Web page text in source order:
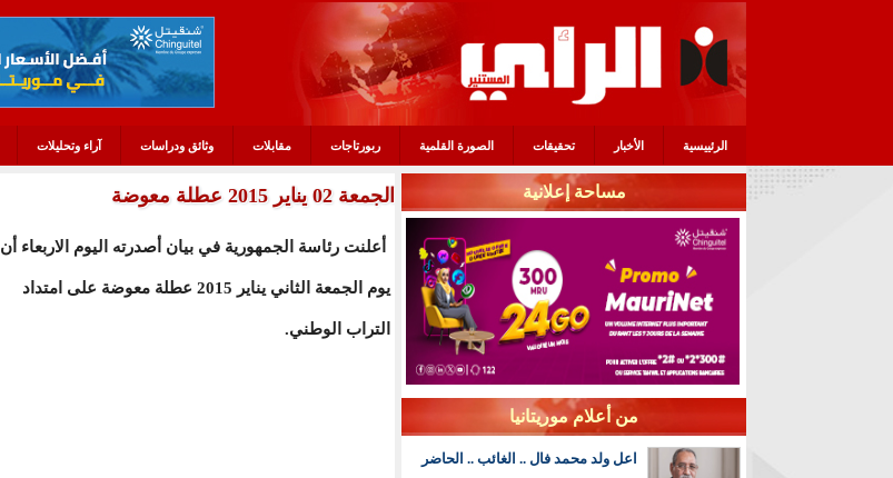
الرئييسية الأخبار تحقيقات الصورة القلمية ربورتاجات مقابلات وثائق ودراسات آراء وتحليلات
الجمعة 02 يناير 2015 عطلة معوضة
أعلنت رئاسة الجمهورية في بيان أصدرته اليوم الاربعاء أن
يوم الجمعة الثاني يناير 2015 عطلة معوضة على امتداد
التراب الوطني.
مساحة إعلانية
من أعلام موريتانيا
اعل ولد محمد فال .. الغائب .. الحاضر